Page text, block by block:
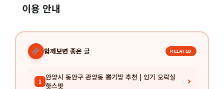
이용 안내
함께보면 좋은 글 RELATED
1 안양시 동안구 관양동 뽑기방 추천 | 인기 오락실
핫스팟